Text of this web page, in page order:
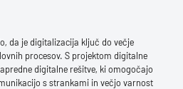
da je digitalizacija ključ do večje
procesov. S projektom digitalne
digitalne rešitve, ki omogočajo
s strankami in večjo varnost